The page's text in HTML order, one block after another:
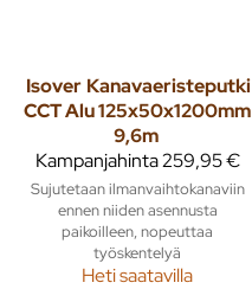
Isover Kanavaeristeputki
CCT Alu 125x50x1200mm
9,6m
Kampanjahinta259,95 €
Sujutetaan ilmanvaihtokanaviin
ennen niiden asennusta
paikoilleen, nopeuttaa
työskentelyä
Heti saatavilla